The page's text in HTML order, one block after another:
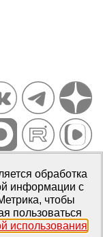
2007–2026
от 14 июля
обработка
информации с
чтобы
пользоваться
использования